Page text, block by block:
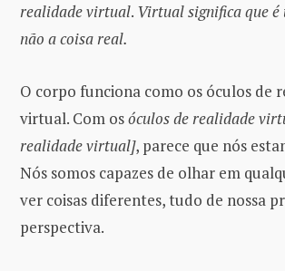
realidade virtual. Virtual significa que
não a coisa real.
O corpo funciona como os óculos de
virtual. Com osóculos de realidade
realidade virtual], parece que nós
Nós somos capazes de olhar em
ver coisas diferentes, tudo de nossa
perspectiva.